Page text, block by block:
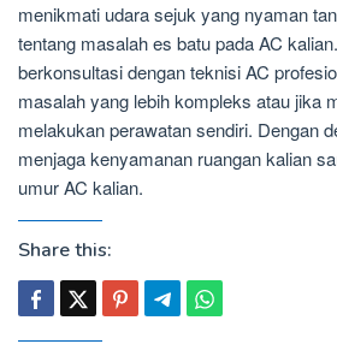
menikmati udara sejuk yang nyaman
tentang masalah es batu pada AC
berkonsultasi dengan teknisi AC
masalah yang lebih kompleks atau jika
melakukan perawatan sendiri. Dengan
menjaga kenyamanan ruangan kalian
umur AC kalian.
Share this: